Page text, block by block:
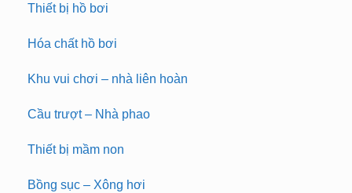
Thiết bị hồ bơi
Hóa chất hồ bơi
Khu vui chơi – nhà liên hoàn
Cầu trượt – Nhà phao
Thiết bị mầm non
Bồng sục – Xông hơi